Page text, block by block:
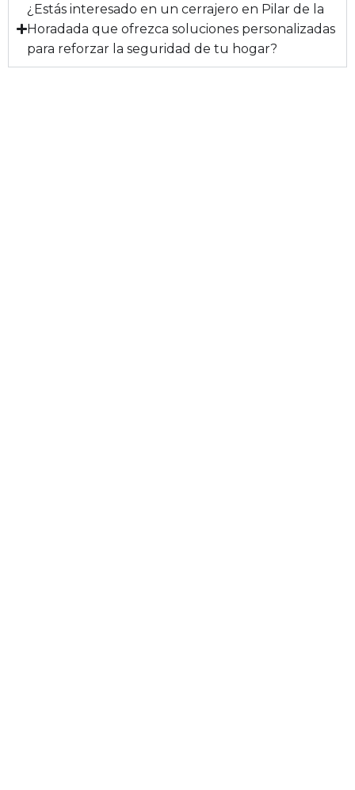
¿Estás interesado en un cerrajero en Pilar de la
Horadada que ofrezca soluciones personalizadas
para reforzar la seguridad de tu hogar?